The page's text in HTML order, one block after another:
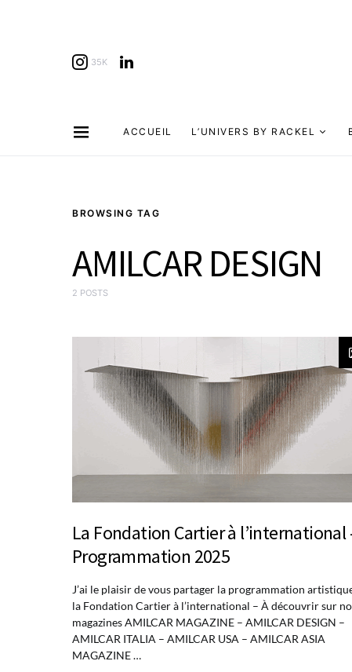
35K
ACCUEIL L’UNIVERS BY RACKEL
BROWSING TAG
AMILCAR DESIGN
2 POSTS
La Fondation Cartier à l’international
Programmation 2025
J’ai le plaisir de vous partager la programmation
la Fondation Cartier à l’international – À découvrir sur
magazines AMILCAR MAGAZINE – AMILCAR DESIGN –
AMILCAR ITALIA – AMILCAR USA – AMILCAR ASIA
MAGAZINE …